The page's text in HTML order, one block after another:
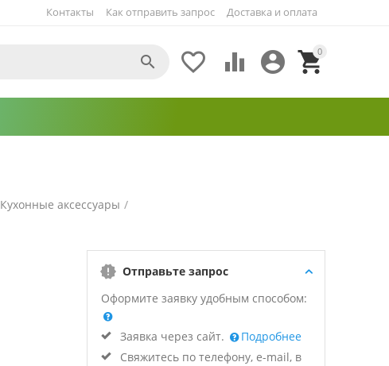
Как отправить запрос Доставка и оплата
Контакты
0


 

Кухонные аксессуары /
Отправьте запрос
Оформите заявку удобным способом:
Заявка через сайт.
Подробнее
Свяжитесь по телефону, e-mail, в